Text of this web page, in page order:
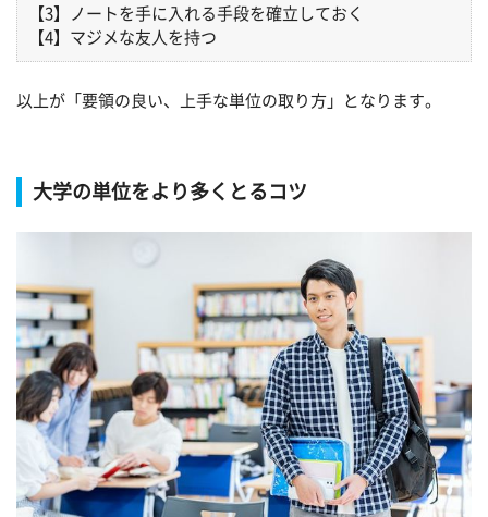
【3】ノートを手に入れる手段を確立しておく
【4】マジメな友人を持つ
以上が「要領の良い、上手な単位の取り方」となります。
大学の単位をより多くとるコツ